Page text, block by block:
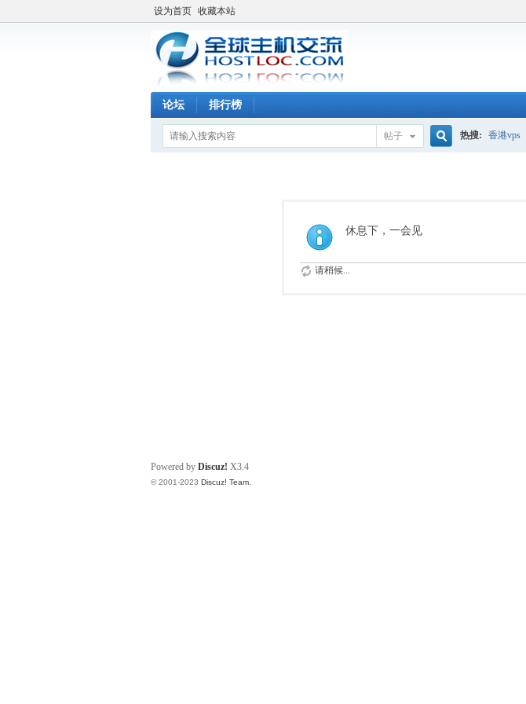
设为首页 收藏本站
论坛 排行榜
帖子 热搜: 香港vps
休息下，一会见
请稍候...
Powered by Discuz! X3.4
© 2001-2023 Discuz! Team